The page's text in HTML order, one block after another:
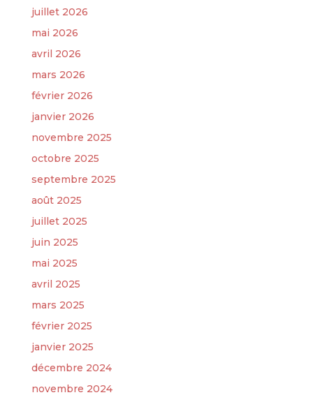
juillet 2026
mai 2026
avril 2026
mars 2026
février 2026
janvier 2026
novembre 2025
octobre 2025
septembre 2025
août 2025
juillet 2025
juin 2025
mai 2025
avril 2025
mars 2025
février 2025
janvier 2025
décembre 2024
novembre 2024